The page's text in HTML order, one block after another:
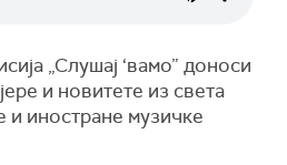
„Слушај ‘вамо” доноси
и новитете из света
и иностране музичке